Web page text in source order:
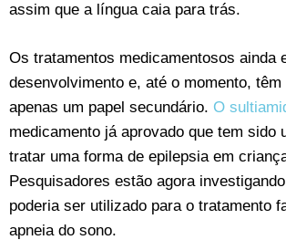
assim que a língua caia para trás.
Os tratamentos medicamentosos ainda
desenvolvimento e, até o momento, têm
apenas um papel secundário. O
medicamento já aprovado que tem sido
tratar uma forma de epilepsia em
Pesquisadores estão agora
poderia ser utilizado para o tratamento
apneia do sono.